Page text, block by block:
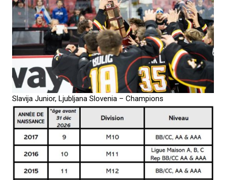
Slavija Junior, Ljubljana Slovenia – Champions